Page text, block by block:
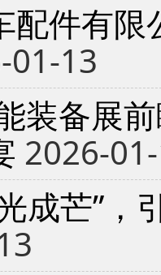
配件有
01-13
装备展
2026-
成芒”，